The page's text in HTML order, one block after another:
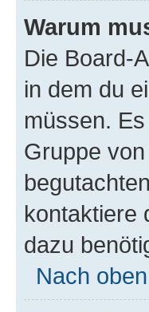
Warum
Die Board-
in dem du
müssen.
Gruppe
kontaktiere
dazu
Nach oben